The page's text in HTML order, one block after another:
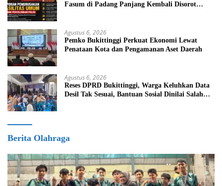
Fasum di Padang Panjang Kembali Disorot
Agustus 6, 2026
Pemko Bukittinggi Perkuat Ekonomi Lewat
Penataan Kota dan Pengamanan Aset Daerah
Agustus 6, 2026
Reses DPRD Bukittinggi, Warga Keluhkan Data
Desil Tak Sesuai, Bantuan Sosial Dinilai Salah
Berita Olahraga